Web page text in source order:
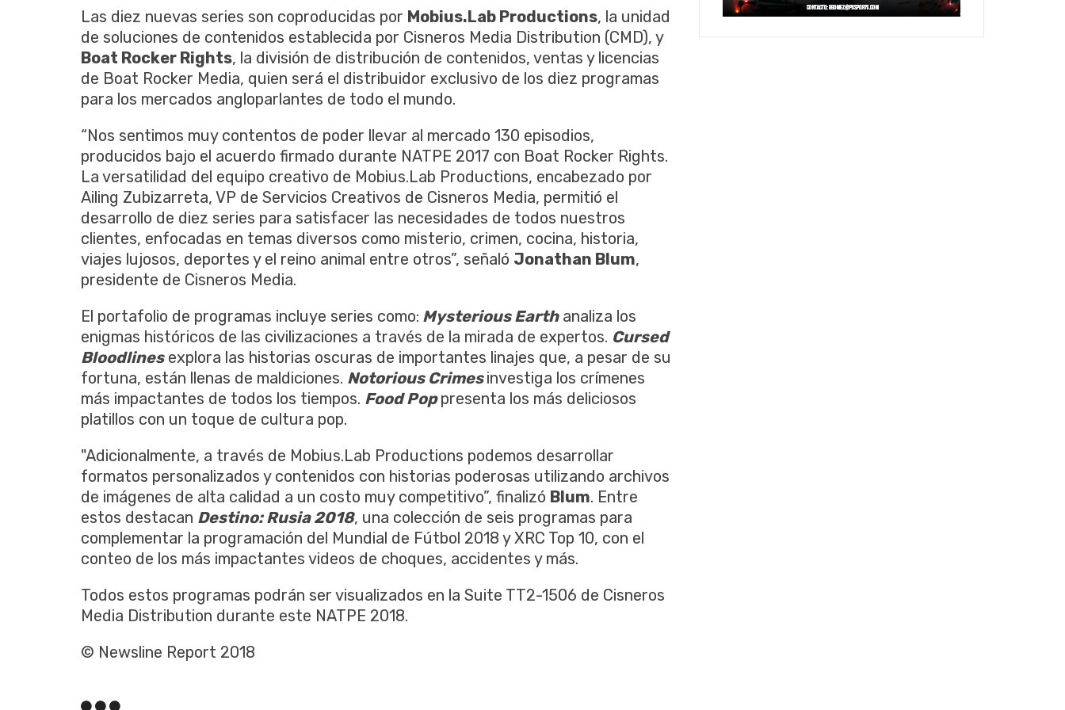
Las diez nuevas series son coproducidas por Mobius.Lab Productions, la unidad
de soluciones de contenidos establecida por Cisneros Media Distribution (CMD), y
Boat Rocker Rights, la división de distribución de contenidos, ventas y licencias
de Boat Rocker Media, quien será el distribuidor exclusivo de los diez programas
para los mercados angloparlantes de todo el mundo.
“Nos sentimos muy contentos de poder llevar al mercado 130 episodios,
producidos bajo el acuerdo firmado durante NATPE 2017 con Boat Rocker Rights.
La versatilidad del equipo creativo de Mobius.Lab Productions, encabezado por
Ailing Zubizarreta, VP de Servicios Creativos de Cisneros Media, permitió el
desarrollo de diez series para satisfacer las necesidades de todos nuestros
clientes, enfocadas en temas diversos como misterio, crimen, cocina, historia,
viajes lujosos, deportes y el reino animal entre otros”, señaló Jonathan Blum,
presidente de Cisneros Media.
El portafolio de programas incluye series como: Mysterious Earthanaliza los
enigmas históricos de las civilizaciones a través de la mirada de expertos. Cursed
Bloodlinesexplora las historias oscuras de importantes linajes que, a pesar de su
fortuna, están llenas de maldiciones. Notorious Crimesinvestiga los crímenes
más impactantes de todos los tiempos. Food Poppresenta los más deliciosos
platillos con un toque de cultura pop.
"Adicionalmente, a través de Mobius.Lab Productions podemos desarrollar
formatos personalizados y contenidos con historias poderosas utilizando archivos
de imágenes de alta calidad a un costo muy competitivo”, finalizó Blum. Entre
estos destacan Destino: Rusia 2018, una colección de seis programas para
complementar la programación del Mundial de Fútbol 2018 y XRC Top 10, con el
conteo de los más impactantes videos de choques, accidentes y más.
Todos estos programas podrán ser visualizados en la Suite TT2-1506 de Cisneros
Media Distribution durante este NATPE 2018.
© Newsline Report 2018